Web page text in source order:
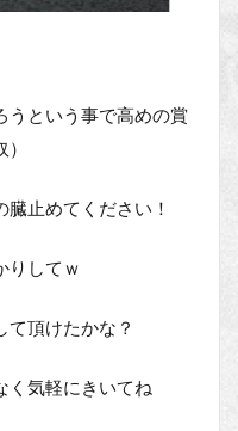
うという事で高めの賞
止めてください！
りしてｗ
て頂けたかな？
く気軽にきいてね